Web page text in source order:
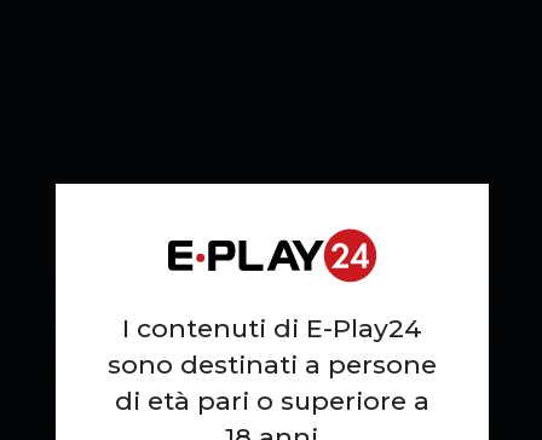
I contenuti di E-Play24
sono destinati a persone
di età pari o superiore a